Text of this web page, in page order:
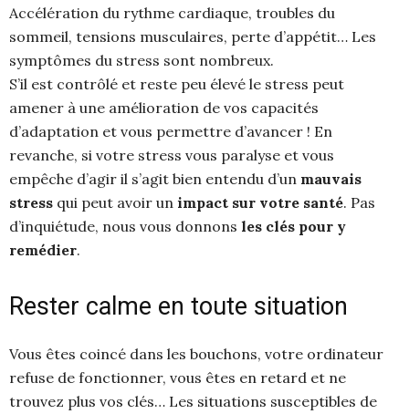
Accélération du rythme cardiaque, troubles du
sommeil, tensions musculaires, perte d’appétit… Les
symptômes du stress sont nombreux.
S’il est contrôlé et reste peu élevé le stress peut
amener à une amélioration de vos capacités
d’adaptation et vous permettre d’avancer ! En
revanche, si votre stress vous paralyse et vous
empêche d’agir il s’agit bien entendu d’un mauvais
stress qui peut avoir un impact sur votre santé. Pas
d’inquiétude, nous vous donnons les clés pour y
remédier.
Rester calme en toute situation
Vous êtes coincé dans les bouchons, votre ordinateur
refuse de fonctionner, vous êtes en retard et ne
trouvez plus vos clés… Les situations susceptibles de